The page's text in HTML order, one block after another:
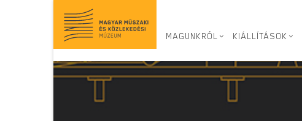
tartalomra
MAGUNKRÓL KIÁLLÍTÁSOK